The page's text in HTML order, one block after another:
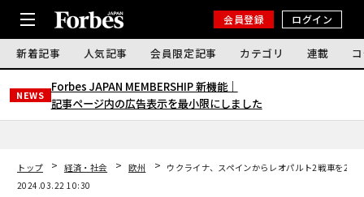
会員登録 ログイン
新着記事 人気記事 会員限定記事 カテゴリ 連載
NEWS
Forbes JAPAN MEMBERSHIP 新機能｜
記事ページ内の広告表示を最小限にしました
トップ 経済・社会 欧州
ウクライナ、スペインからレオパルト2戦車を20
2024.03.22 10:30